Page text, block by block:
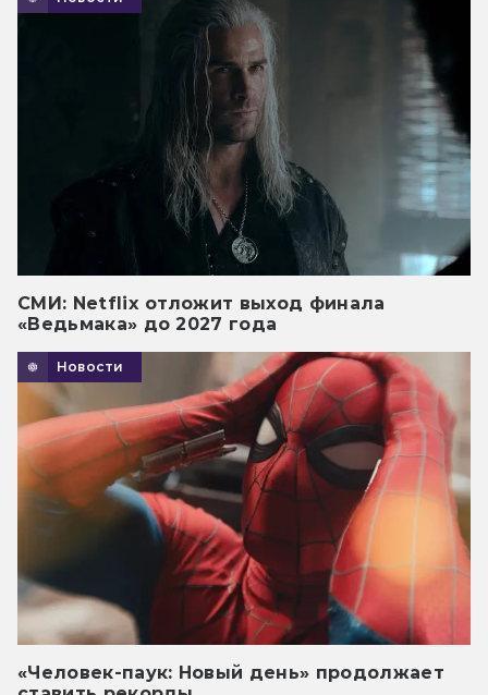
СМИ: Netflix отложит выход финала
«Ведьмака» до 2027 года
Новости
«Человек-паук: Новый день» продолжает